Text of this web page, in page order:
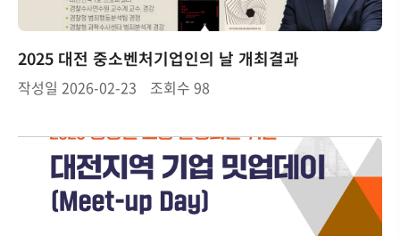
2025 대전 중소벤처기업인의 날 개최결과
작성일 2026-02-23 조회수 98